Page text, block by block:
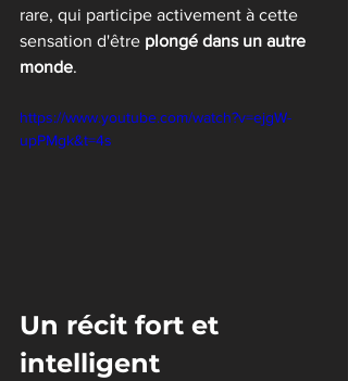
rare, qui participe activement à cette
sensation d'être plongé dans un autre
monde.
https://www.youtube.com/watch?v=ejgW-
upPMgk&t=4s
Un récit fort et
intelligent